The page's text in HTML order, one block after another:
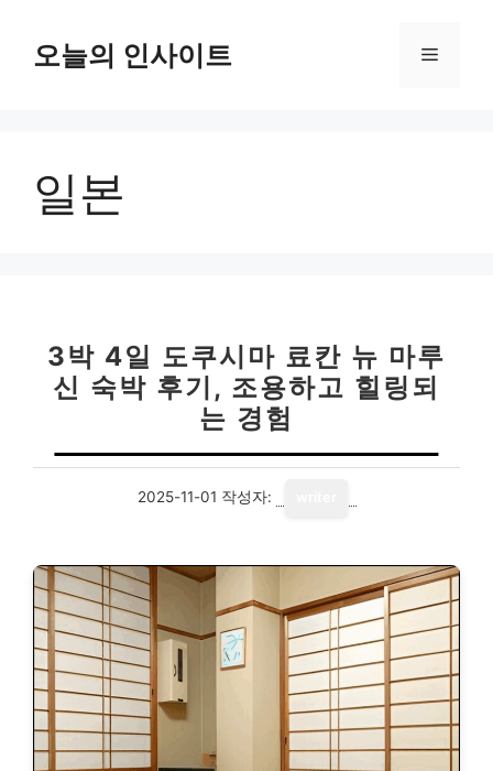
오늘의 인사이트 메
일본
3박 4일 도쿠시마 료칸 뉴 마루
신 숙박 후기, 조용하고 힐링되
는 경험
2025-11-01 작성자: